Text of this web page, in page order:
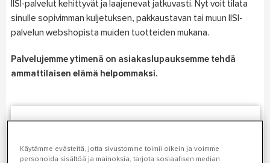
IISI-palvelut kehittyvät ja laajenevat jatkuvasti. Nyt voit tilata
sinulle sopivimman kuljetuksen, pakkaustavan tai muun IISI-
palvelun webshopista muiden tuotteiden mukana.
Palvelujemme ytimenä on asiakaslupauksemme tehdä
ammattilaisen elämä helpommaksi.
Käytämme evästeitä, jotta sivustomme toimii oikein ja voimme
personoida sisältöä ja mainoksia, tarjota sosiaalisen median